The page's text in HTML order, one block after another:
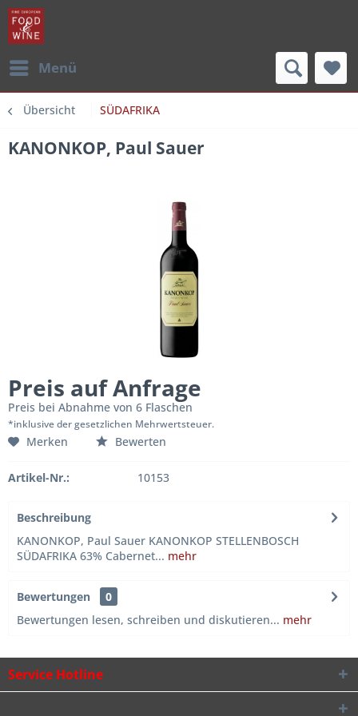
Menü
Übersicht SÜDAFRIKA
KANONKOP, Paul Sauer
Preis auf Anfrage
Preis bei Abnahme von 6 Flaschen
*inklusive der gesetzlichen Mehrwertsteuer.
Merken Bewerten
Artikel-Nr.: 10153
Beschreibung
KANONKOP, Paul Sauer KANONKOP STELLENBOSCH
SÜDAFRIKA 63% Cabernet... mehr
Bewertungen
0
Bewertungen lesen, schreiben und diskutieren... mehr
Service Hotline